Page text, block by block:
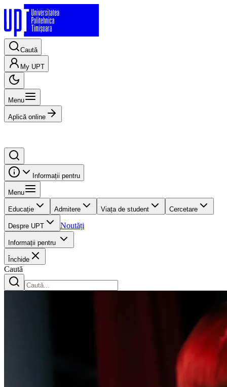
Caută
My UPT
Menu
Aplică online
Informații pentru
Menu
Educație Admitere Viața de student Cercetare
Despre UPT Noutăți
Informații pentru
Închide
Caută